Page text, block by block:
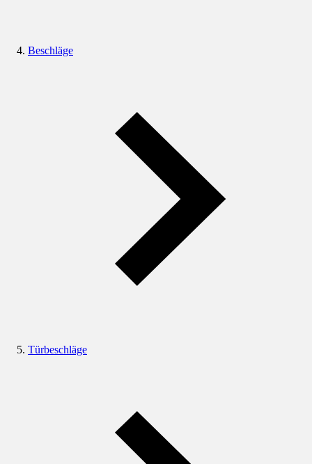
Beschläge
Türbeschläge